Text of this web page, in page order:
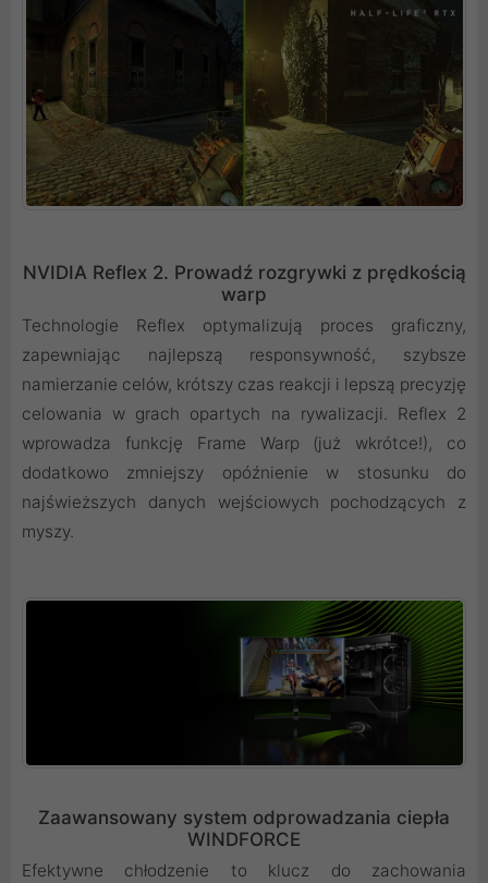
NVIDIA Reflex 2. Prowadź rozgrywki z prędkością
warp
Technologie Reflex optymalizują proces graficzny,
zapewniając najlepszą responsywność, szybsze
namierzanie celów, krótszy czas reakcji i lepszą precyzję
celowania w grach opartych na rywalizacji. Reflex 2
wprowadza funkcję Frame Warp (już wkrótce!), co
dodatkowo zmniejszy opóźnienie w stosunku do
najświeższych danych wejściowych pochodzących z
myszy.
Zaawansowany system odprowadzania ciepła
WINDFORCE
Efektywne chłodzenie to klucz do zachowania